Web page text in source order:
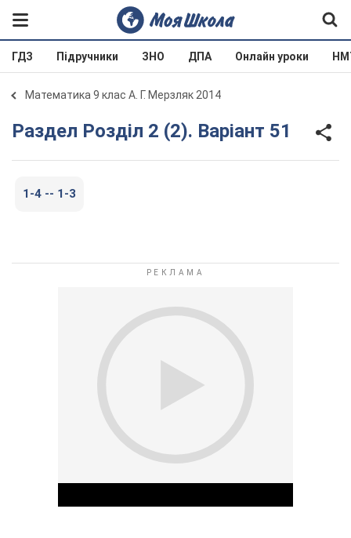
ГДЗ Підручники ЗНО ДПА Онлайн уроки
Математика 9 клас А. Г. Мерзляк 2014
Раздел Розділ 2 (2). Варіант 51
1-4 -- 1-3